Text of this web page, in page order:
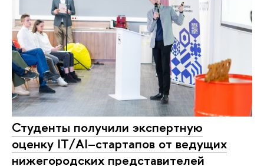
Студенты получили экспертную
оценку IT/AI–стартапов от ведущих
нижегородских представителей